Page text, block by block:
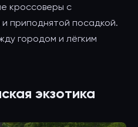
кроссоверы с
приподнятой посадкой.
городом и лёгким
экзотика